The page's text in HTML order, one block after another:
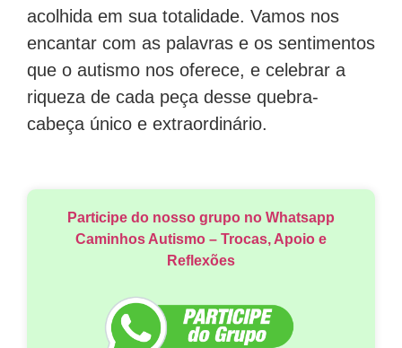
acolhida em sua totalidade. Vamos nos
encantar com as palavras e os sentimentos
que o autismo nos oferece, e celebrar a
riqueza de cada peça desse quebra-
cabeça único e extraordinário.
Participe do nosso grupo no Whatsapp
Caminhos Autismo – Trocas, Apoio e
Reflexões